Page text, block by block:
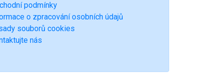
podmínky
o zpracování osobních údajů
souborů cookies
nás